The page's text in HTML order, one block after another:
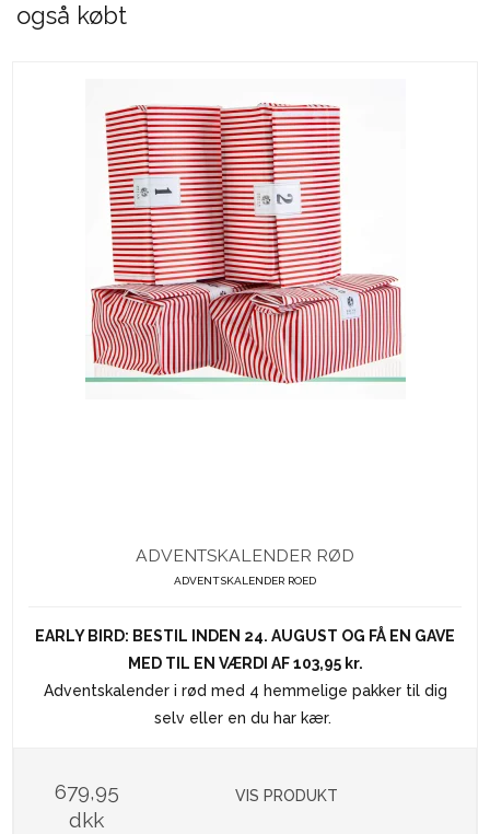
også købt
ADVENTSKALENDER RØD
ADVENTSKALENDER ROED
EARLY BIRD: BESTIL INDEN 24. AUGUST OG FÅ EN GAVE
MED TIL EN VÆRDI AF 103,95 kr.
Adventskalender i rød med 4 hemmelige pakker til dig
selv eller en du har kær.
679,95
dkk
VIS PRODUKT